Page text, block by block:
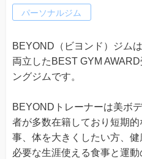
パーソナルジム
BEYOND（ビヨンド）ジム
両立したBEST GYM
ングジムです。
BEYONDトレーナーは美ボ
者が多数在籍しており短期
事、体を大きくしたい方、
必要な生涯使える食事と運